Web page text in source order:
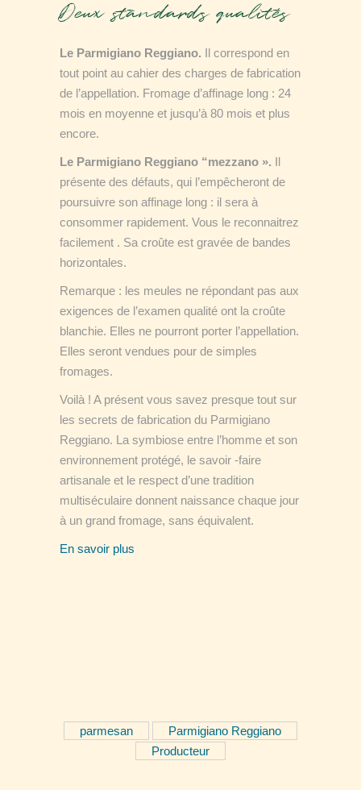
Deux standards qualités
Le Parmigiano Reggiano. Il correspond en
tout point au cahier des charges de fabrication
de l’appellation. Fromage d’affinage long : 24
mois en moyenne et jusqu’à 80 mois et plus
encore.
Le Parmigiano Reggiano “mezzano ». Il
présente des défauts, qui l’empêcheront de
poursuivre son affinage long : il sera à
consommer rapidement. Vous le reconnaitrez
facilement . Sa croûte est gravée de bandes
horizontales.
Remarque : les meules ne répondant pas aux
exigences de l’examen qualité ont la croûte
blanchie. Elles ne pourront porter l’appellation.
Elles seront vendues pour de simples
fromages.
Voilà ! A présent vous savez presque tout sur
les secrets de fabrication du Parmigiano
Reggiano. La symbiose entre l’homme et son
environnement protégé, le savoir -faire
artisanale et le respect d’une tradition
multiséculaire donnent naissance chaque jour
à un grand fromage, sans équivalent.
En savoir plus
parmesan
Parmigiano Reggiano
Producteur